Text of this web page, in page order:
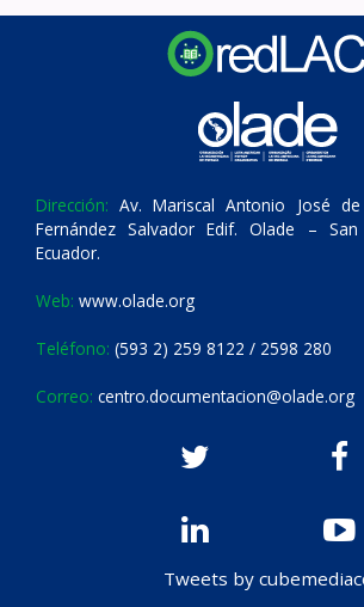
Dirección: Av. Mariscal Antonio José
Fernández Salvador Edif. Olade –
Ecuador.
Web: www.olade.org
Teléfono: (593 2) 259 8122 / 2598 280
Correo: centro.documentacion@olade.org
Tweets by